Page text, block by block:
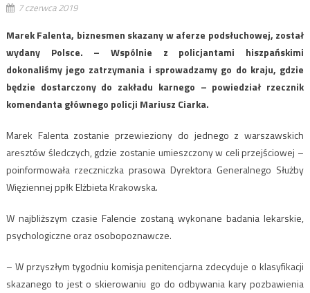
7 czerwca 2019
Marek Falenta, biznesmen skazany w aferze podsłuchowej, został
wydany Polsce. – Wspólnie z policjantami hiszpańskimi
dokonaliśmy jego zatrzymania i sprowadzamy go do kraju, gdzie
będzie dostarczony do zakładu karnego – powiedział rzecznik
komendanta głównego policji Mariusz Ciarka.
Marek Falenta zostanie przewieziony do jednego z warszawskich
aresztów śledczych, gdzie zostanie umieszczony w celi przejściowej –
poinformowała rzeczniczka prasowa Dyrektora Generalnego Służby
Więziennej ppłk Elżbieta Krakowska.
W najbliższym czasie Falencie zostaną wykonane badania lekarskie,
psychologiczne oraz osobopoznawcze.
– W przyszłym tygodniu komisja penitencjarna zdecyduje o klasyfikacji
skazanego to jest o skierowaniu go do odbywania kary pozbawienia